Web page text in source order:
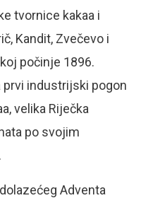
tvornice kakaa i
Kandit, Zvečevo i
počinje 1896.
prvi industrijski pogon
velika Riječka
po svojim
Adventa